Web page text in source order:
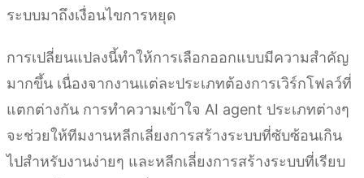
ระบบมาถึงเงื่อนไขการหยุด
การเปลี่ยนแปลงนี้ทำให้การเลือกออกแบบมีความสำคัญ
มากขึ้น เนื่องจากงานแต่ละประเภทต้องการเวิร์กโฟลว์ที่
แตกต่างกัน การทำความเข้าใจ AI agent ประเภทต่างๆ
จะช่วยให้ทีมงานหลีกเลี่ยงการสร้างระบบที่ซับซ้อนเกิน
ไปสำหรับงานง่ายๆ และหลีกเลี่ยงการสร้างระบบที่เรียบ